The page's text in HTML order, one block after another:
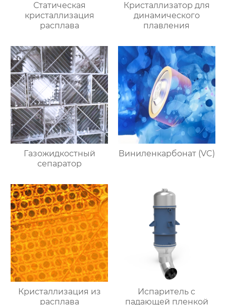
Статическая
кристаллизация
расплава
Кристаллизатор для
динамического
плавления
Газожидкостный
сепаратор
Виниленкарбонат (VC)
Кристаллизация из
расплава
Испаритель c
падающей пленкой